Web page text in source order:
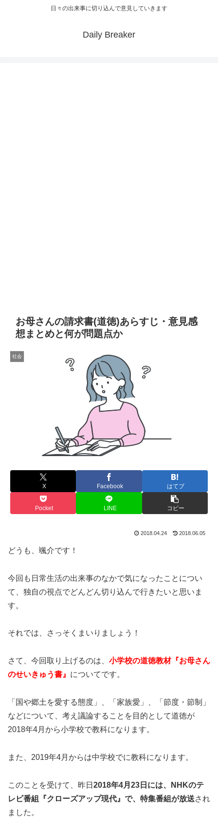
日々の出来事に切り込んで意見していきます
Daily Breaker
お母さんの請求書(道徳)あらすじ・意見感
想まとめと何が問題点か
社会
X Facebook はてブ
Pocket LINE コピー
2018.04.24 2018.06.05
どうも、颯介です！
今回も日常生活の出来事のなかで気になったことについ
て、独自の視点でどんどん切り込んで行きたいと思いま
す。
それでは、さっそくまいりましょう！
さて、今回取り上げるのは、 小学校の道徳教材『お母さん
のせいきゅう書』 についてです。
「国や郷土を愛する態度」、「家族愛」、「節度・節制」
などについて、考え議論することを目的として道徳が
2018年4月から小学校で教科になります。
また、2019年4月からは中学校でに教科になります。
このことを受けて、昨日 2018年4月23日には、NHKのテ
レビ番組『クローズアップ現代』で、特集番組が放送され
ました。